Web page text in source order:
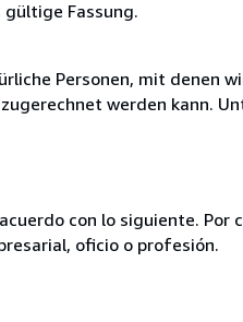
Fassung.
Personen, mit denen
werden kann.
con lo siguiente.
oficio o profesión.